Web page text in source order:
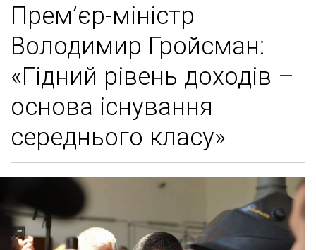
Прем’єр-міністр
Володимир Гройсман:
«Гідний рівень доходів –
основа існування
середнього класу»